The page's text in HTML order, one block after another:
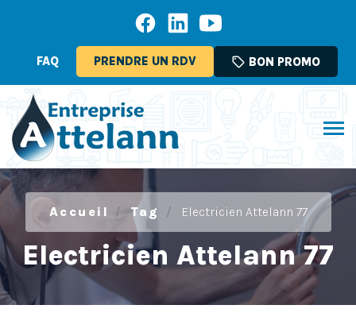
FAQ PRENDRE UN RDV sell BON PROMO
Accueil Tag Electricien Attelann 77
Electricien Attelann 77